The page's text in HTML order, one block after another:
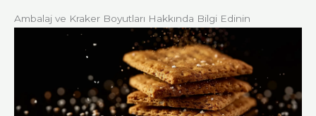
Ambalaj ve Kraker Boyutları Hakkında Bilgi Edinin